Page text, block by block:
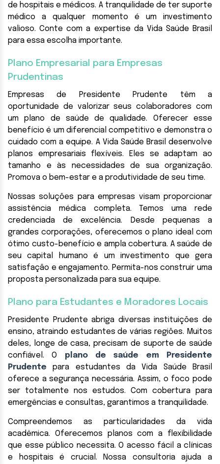
de hospitais e médicos. A tranquilidade de ter suporte
médico a qualquer momento é um investimento
valioso. Conte com a expertise da Vida Saúde Brasil
para essa escolha importante.
Plano Empresarial para Empresas
Prudentinas
Empresas de Presidente Prudente têm a
oportunidade de valorizar seus colaboradores com
um plano de saúde de qualidade. Oferecer esse
benefício é um diferencial competitivo e demonstra o
cuidado com a equipe. A Vida Saúde Brasil desenvolve
planos empresariais flexíveis. Eles se adaptam ao
tamanho e às necessidades de sua organização.
Promova o bem-estar e a produtividade de seu time.
Nossas soluções para empresas visam proporcionar
assistência médica completa. Temos uma rede
credenciada de excelência. Desde pequenas a
grandes corporações, oferecemos o plano ideal com
ótimo custo-benefício e ampla cobertura. A saúde de
seu capital humano é um investimento que gera
satisfação e engajamento. Permita-nos construir uma
proposta personalizada para sua equipe.
Plano para Estudantes e Moradores Locais
Presidente Prudente abriga diversas instituições de
ensino, atraindo estudantes de várias regiões. Muitos
deles, longe de casa, precisam de suporte de saúde
confiável. O plano de saúde em Presidente
Prudente para estudantes da Vida Saúde Brasil
oferece a segurança necessária. Assim, o foco pode
ser totalmente nos estudos. Com cobertura para
emergências e consultas, garantimos a tranquilidade.
Compreendemos as particularidades da vida
acadêmica. Oferecemos planos com a flexibilidade
que esse público necessita. O acesso fácil a clínicas
e hospitais é crucial. Nossa consultoria ajuda a